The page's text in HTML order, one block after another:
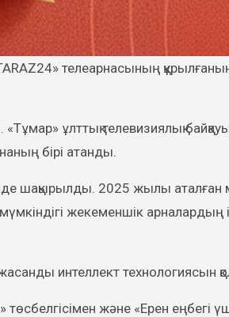
«Тұмар» ұлттық телевизиялық
бірі атанды.
шақырылды. 2025 жылы
жекеменшік арналардың
интеллект технологиясын
және «Ерен еңбегі